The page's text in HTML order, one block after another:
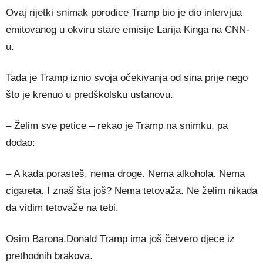
Ovaj rijetki snimak porodice Tramp bio je dio intervjua
emitovanog u okviru stare emisije Larija Kinga na CNN-
u.
Tada je Tramp iznio svoja očekivanja od sina prije nego
što je krenuo u predškolsku ustanovu.
– Želim sve petice – rekao je Tramp na snimku, pa
dodao:
– A kada porasteš, nema droge. Nema alkohola. Nema
cigareta. I znaš šta još? Nema tetovaža. Ne želim nikada
da vidim tetovaže na tebi.
Osim Barona,Donald Tramp ima još četvero djece iz
prethodnih brakova.